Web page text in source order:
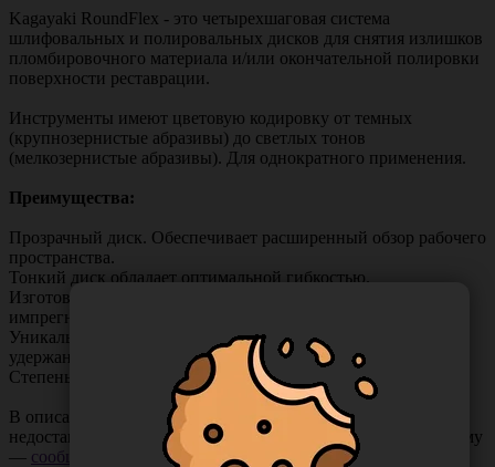
Kagayaki RoundFlex - это четырехшаговая система
шлифовальных и полировальных дисков для снятия излишков
пломбировочного материала и/или окончательной полировки
поверхности реставрации.
Инструменты имеют цветовую кодировку от темных
(крупнозернистые абразивы) до светлых тонов
(мелкозернистые абразивы). Для однократного применения.
Преимущества:
Прозрачный диск. Обеспечивает расширенный обзор рабочего
пространства.
Тонкий диск обладает оптимальной гибкостью.
Изготовлен из высокопрочного полиэстера,
импрегнированного частицами оксида алюминия.
Уникальная система крепления гарантирует стабильное
удержание диска на дискодержателе и легкость замены.
Степень абразивности дифференцируется по цвету втулки.
В описании товара могут иметь место неточности или
недостающая информация. Если вы заметили такую проблему
— сообщите нам